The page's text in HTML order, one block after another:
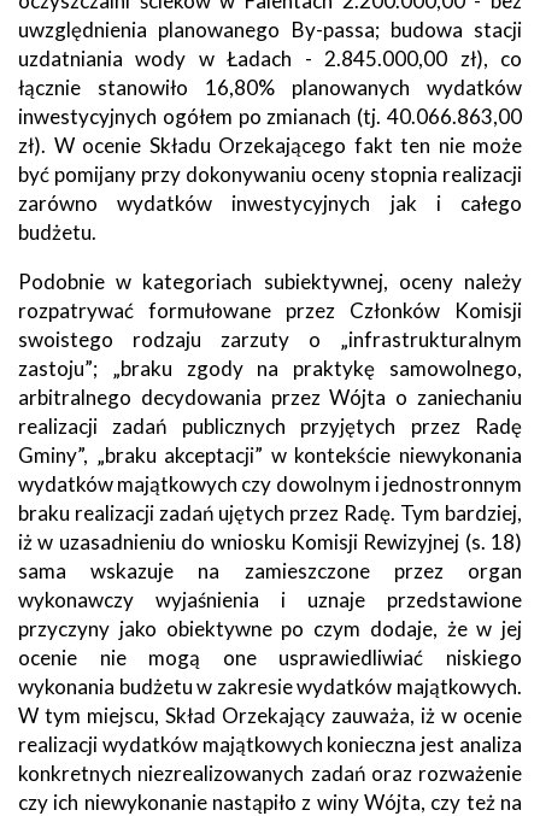
uwzględnienia planowanego By-passa; budowa stacji
uzdatniania wody w Ładach - 2.845.000,00 zł), co
łącznie stanowiło 16,80% planowanych wydatków
inwestycyjnych ogółem po zmianach (tj. 40.066.863,00
zł). W ocenie Składu Orzekającego fakt ten nie może
być pomijany przy dokonywaniu oceny stopnia realizacji
zarówno wydatków inwestycyjnych jak i całego
budżetu.
Podobnie w kategoriach subiektywnej, oceny należy
rozpatrywać formułowane przez Członków Komisji
swoistego rodzaju zarzuty o „infrastrukturalnym
zastoju”; „braku zgody na praktykę samowolnego,
arbitralnego decydowania przez Wójta o zaniechaniu
realizacji zadań publicznych przyjętych przez Radę
Gminy”, „braku akceptacji” w kontekście niewykonania
wydatków majątkowych czy dowolnym i jednostronnym
braku realizacji zadań ujętych przez Radę. Tym bardziej,
iż w uzasadnieniu do wniosku Komisji Rewizyjnej (s. 18)
sama wskazuje na zamieszczone przez organ
wykonawczy wyjaśnienia i uznaje przedstawione
przyczyny jako obiektywne po czym dodaje, że w jej
ocenie nie mogą one usprawiedliwiać niskiego
wykonania budżetu w zakresie wydatków majątkowych.
W tym miejscu, Skład Orzekający zauważa, iż w ocenie
realizacji wydatków majątkowych konieczna jest analiza
konkretnych niezrealizowanych zadań oraz rozważenie
czy ich niewykonanie nastąpiło z winy Wójta, czy też na